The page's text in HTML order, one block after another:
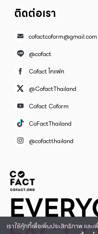
ติดต่อเรา
cofactcoform@gmail.com
@cofact
Cofact โคแฟค
@CofactThailand
Cofact Coform
CoFactThailand
@cofactthailand
เราใช้คุ้กกี้เพื่อเพิ่มประสิทธิภาพ แล